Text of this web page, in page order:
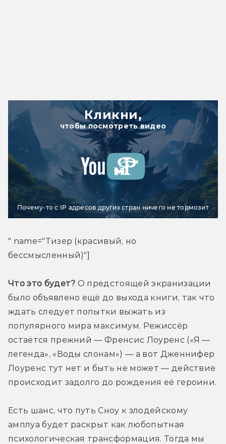
Кликни,
чтобы посмотреть видео
Почему-то с IP адресов других стран ничего не тормозит
" name="Тизер (красивый, но
бессмысленный)"]
Что это будет? О предстоящей экранизации
было объявлено ещё до выхода книги, так что
ждать следует попытки выжать из
популярного мира максимум. Режиссёр
остаётся прежний — Френсис Лоуренс («Я —
легенда», «Воды слонам») — а вот Дженнифер
Лоуренс тут нет и быть не может — действие
происходит задолго до рождения её героини.
Есть шанс, что путь Сноу к злодейскому
амплуа будет раскрыт как любопытная
психологическая трансформация. Тогда мы